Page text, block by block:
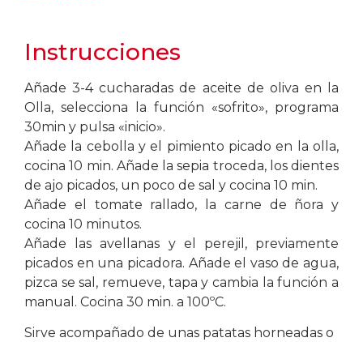
Instrucciones
Añade 3-4 cucharadas de aceite de oliva en la
Olla, selecciona la función «sofrito», programa
30min y pulsa «inicio».
Añade la cebolla y el pimiento picado en la olla,
cocina 10 min. Añade la sepia troceda, los dientes
de ajo picados, un poco de sal y cocina 10 min.
Añade el tomate rallado, la carne de ñora y
cocina 10 minutos.
Añade las avellanas y el perejil, previamente
picados en una picadora. Añade el vaso de agua,
pizca se sal, remueve, tapa y cambia la función a
manual. Cocina 30 min. a 100ºC.
Sirve acompañado de unas patatas horneadas o